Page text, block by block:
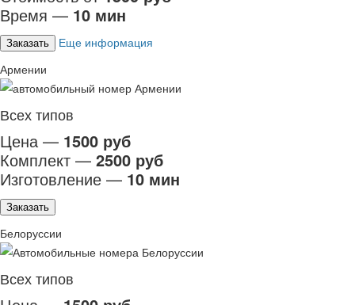
Время — 10 мин
Заказать
Еще информация
Армении
Всех типов
Цена — 1500 руб
Комплект — 2500 руб
Изготовление — 10 мин
Заказать
Белоруссии
Всех типов